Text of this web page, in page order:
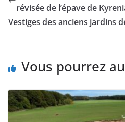
révisée de l’épave de
Vestiges des anciens jardins
Vous pourrez